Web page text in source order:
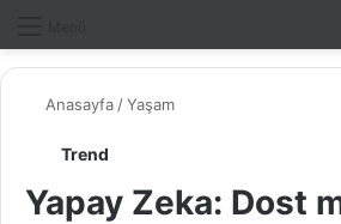
Anasayfa /Yaşam
Trend
Yapay Zeka: Dost